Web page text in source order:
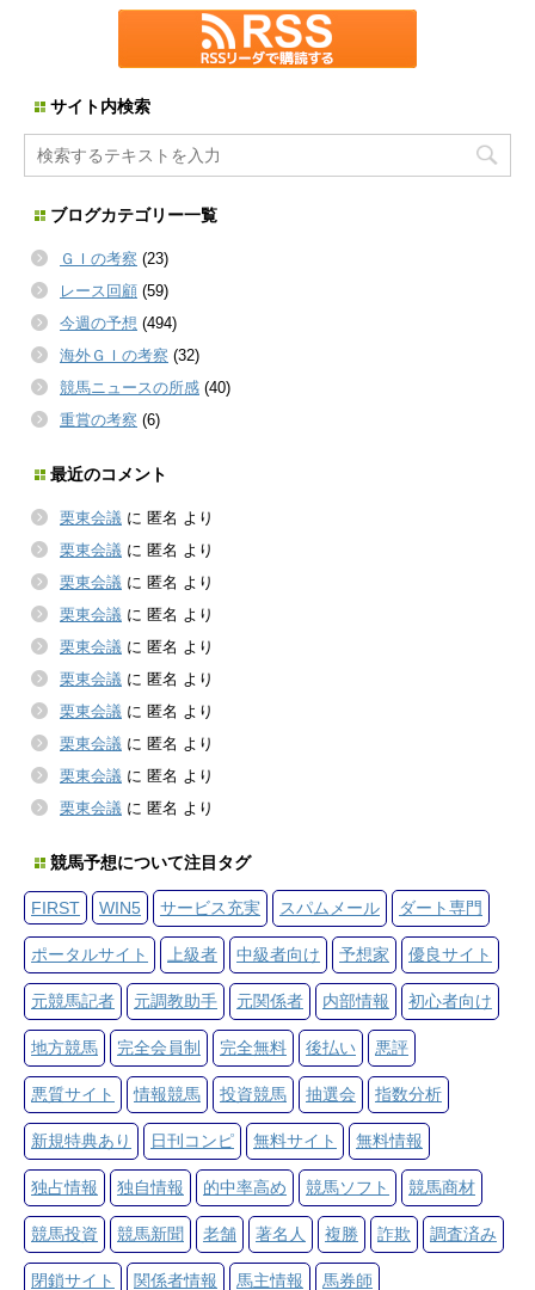
サイト内検索
ブログカテゴリー一覧
ＧＩの考察 (23)
レース回顧 (59)
今週の予想 (494)
海外ＧＩの考察 (32)
競馬ニュースの所感 (40)
重賞の考察 (6)
最近のコメント
栗東会議 に 匿名 より
栗東会議 に 匿名 より
栗東会議 に 匿名 より
栗東会議 に 匿名 より
栗東会議 に 匿名 より
栗東会議 に 匿名 より
栗東会議 に 匿名 より
栗東会議 に 匿名 より
栗東会議 に 匿名 より
栗東会議 に 匿名 より
競馬予想について注目タグ
FIRST WIN5 サービス充実 スパムメール ダート専門
ポータルサイト 上級者 中級者向け 予想家 優良サイト
元競馬記者 元調教助手 元関係者 内部情報 初心者向け
地方競馬 完全会員制 完全無料 後払い 悪評
悪質サイト 情報競馬 投資競馬 抽選会 指数分析
新規特典あり 日刊コンピ 無料サイト 無料情報
独占情報 独自情報 的中率高め 競馬ソフト 競馬商材
競馬投資 競馬新聞 老舗 著名人 複勝 詐欺 調査済み
閉鎖サイト 関係者情報 馬主情報 馬券師